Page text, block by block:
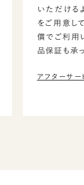
いただける
をご用意し
償でご利用
品保証も承
アフターサ